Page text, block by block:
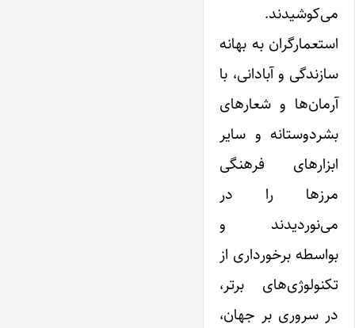
می‌کوشیدند.
استعمارگران به بهانه
سازندگی و آبادانی، با
آرمان‌ها و شعارهای
بشردوستانه و سایر
ابزارهای فرهنگی
مرزها را در
می‌نوردیدند و
بواسطه برخورداری از
تکنولوژی‌های برتر،
در سروری بر جهان‌،